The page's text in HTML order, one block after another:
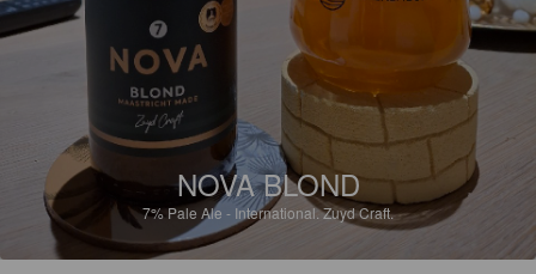
NOVA BLOND
7%Pale Ale - International.Zuyd Craft.